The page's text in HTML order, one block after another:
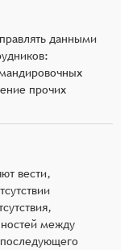
данными
прочих
вести,
между